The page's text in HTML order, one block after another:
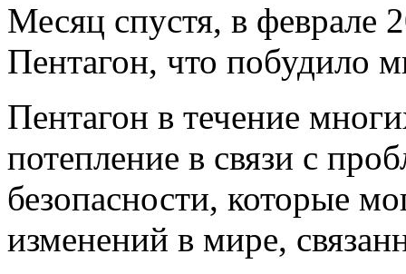
Месяц спустя, в феврале
Пентагон, что побудило
Пентагон в течение
потепление в связи с
безопасности, которые
изменений в мире,